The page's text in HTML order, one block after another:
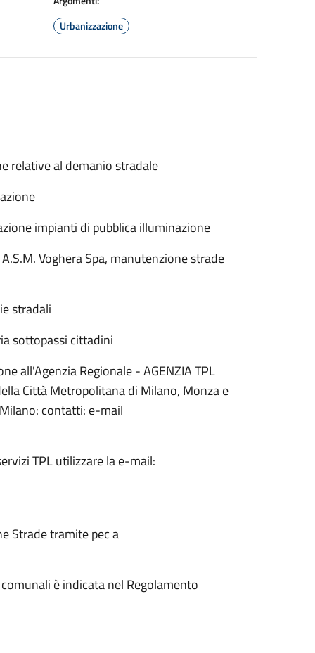
Urbanizzazione
relative al demanio stradale
impianti di pubblica illuminazione
Voghera Spa, manutenzione strade
stradali
sottopassi cittadini
all'Agenzia Regionale - AGENZIA TPL
Città Metropolitana di Milano, Monza e
contatti: e-mail
TPL utilizzare la e-mail:
Strade tramite pec a
è indicata nel Regolamento